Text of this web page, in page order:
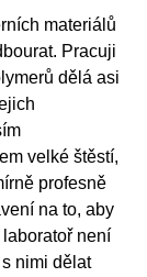
materiálů
Pracuji
dělá asi
velké štěstí,
profesně
na to, aby
není
nimi dělat